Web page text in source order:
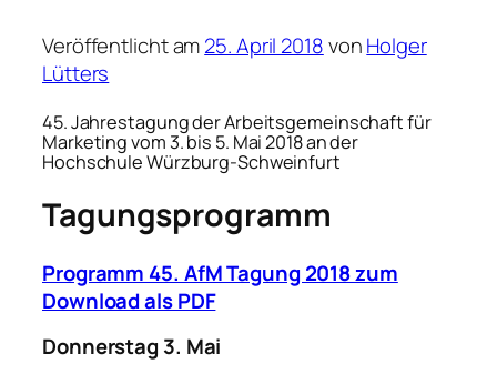
Veröffentlicht am25. April 2018vonHolger
Lütters
45. Jahrestagung der Arbeitsgemeinschaft für
Marketingvom3. bis 5. Mai 2018an der
Hochschule Würzburg-Schweinfurt
Tagungsprogramm
Programm 45. AfM Tagung 2018 zum
Download als PDF
Donnerstag 3. Mai